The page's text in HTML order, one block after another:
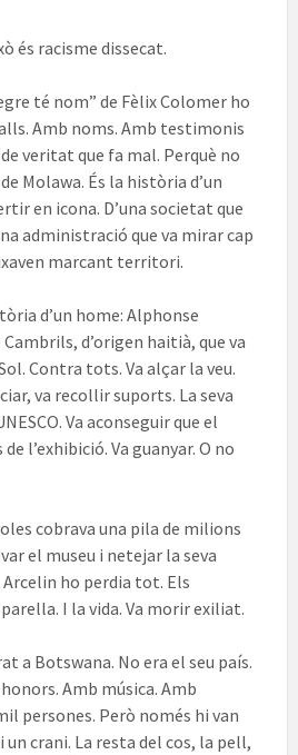
és racisme dissecat.
té nom” de Fèlix Colomer ho
Amb noms. Amb testimonis
veritat que fa mal. Perquè no
Molawa. És la història d’un
en icona. D’una societat que
administració que va mirar cap
marcant territori.
d’un home: Alphonse
d’origen haitià, que va
Contra tots. Va alçar la veu.
va recollir suports. La seva
Va aconseguir que el
l’exhibició. Va guanyar. O no
cobrava una pila de milions
el museu i netejar la seva
ho perdia tot. Els
I la vida. Va morir exiliat.
a Botswana. No era el seu país.
Amb música. Amb
persones. Però només hi van
crani. La resta del cos, la pell,